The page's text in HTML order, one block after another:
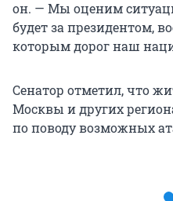
он. — Мы оценим
будет за президентом,
которым дорог наш
Сенатор отметил, что
Москвы и других
по поводу возможных